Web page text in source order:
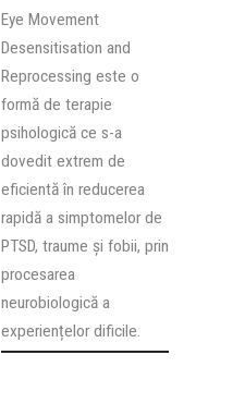
Eye Movement
Desensitisation and
Reprocessing este o
formă de terapie
psihologică ce s-a
dovedit extrem de
eficientă în reducerea
rapidă a simptomelor de
PTSD, traume și fobii, prin
procesarea
neurobiologică a
experiențelor dificile.